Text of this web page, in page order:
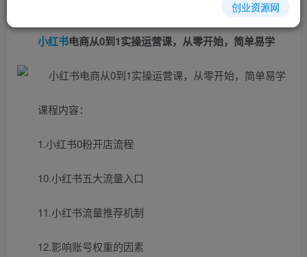
小红书电商从0到1实操运营课，从零开始，简单易学
课程内容：
1.小红书0粉开店流程
10.小红书五大流量入口
11.小红书流量推荐机制
12.影响账号权重的因素
创业资源网